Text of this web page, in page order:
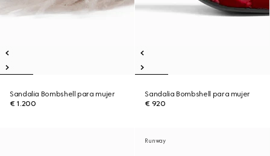
Sandalia Bombshell para mujer
€ 1.200
Sandalia Bombshell para mujer
€ 920
Runway